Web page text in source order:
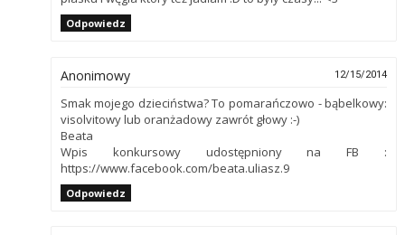
Odpowiedz
Anonimowy 12/15/2014
Smak mojego dzieciństwa? To pomarańczowo - bąbelkowy:
visolvitowy lub oranżadowy zawrót głowy :-)
Beata
Wpis konkursowy udostępniony na FB :
https://www.facebook.com/beata.uliasz.9
Odpowiedz